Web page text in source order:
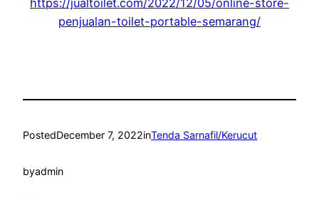
penjualan-toilet-portable-semarang/
PostedDecember 7, 2022inTenda Sarnafil/Kerucut
byadmin